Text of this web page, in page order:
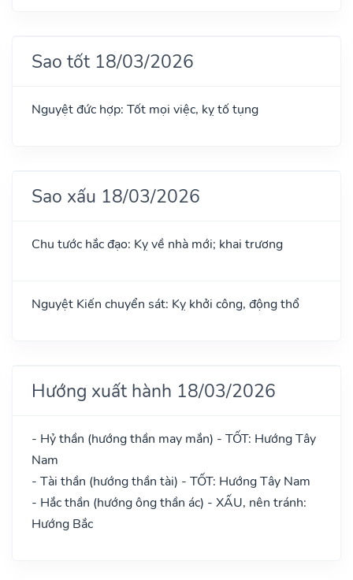
Sao tốt 18/03/2026
Nguyệt đức hợp: Tốt mọi việc, kỵ tố tụng
Sao xấu 18/03/2026
Chu tước hắc đạo: Kỵ về nhà mới; khai trương
Nguyệt Kiến chuyển sát: Kỵ khởi công, động thổ
Hướng xuất hành 18/03/2026
- Hỷ thần (hướng thần may mắn) - TỐT: Hướng Tây
Nam
- Tài thần (hướng thần tài) - TỐT: Hướng Tây Nam
- Hắc thần (hướng ông thần ác) - XẤU, nên tránh:
Hướng Bắc